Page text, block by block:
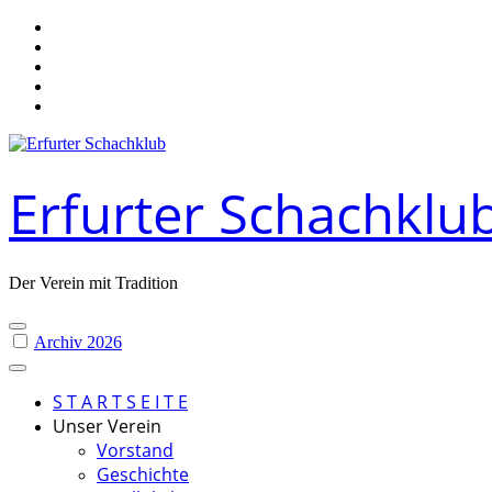
Skip
content
Erfurter
Der Verein mit Tradition
Archiv 2026
S T A R T S E I T E
Unser Verein
Vorstand
Geschichte